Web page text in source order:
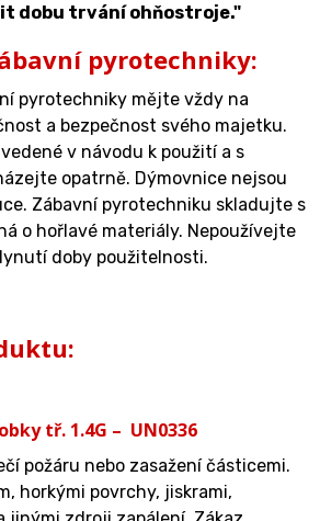
dobu trvání ohňostroje."
pyrotechniky:
pyrotechniky mějte vždy na
a bezpečnost svého majetku.
v návodu k použití a s
opatrně. Dýmovnice nejsou
Zábavní pyrotechniku skladujte s
o hořlavé materiály. Nepoužívejte
doby použitelnosti.
tř. 1.4G – UN0336
požáru nebo zasažení částicemi.
horkými povrchy, jiskrami,